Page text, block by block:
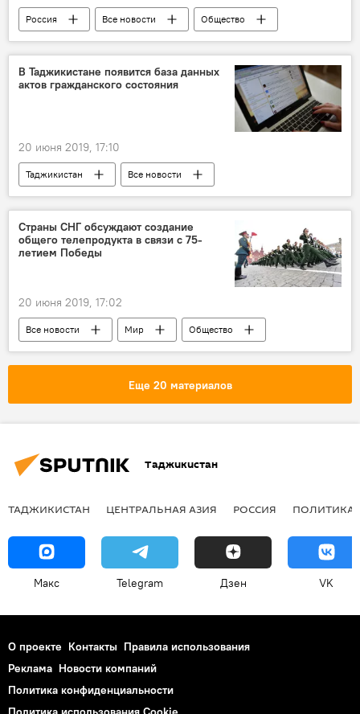
Россия Все новости
Общество
Прямая линия
Владимир Путин
приглашение
В Таджикистане появится база данных
актов гражданского состояния
20 июня 2019, 17:10
Таджикистан Все новости
Страны СНГ обсуждают создание
общего телепродукта в связи с 75-
летием Победы
20 июня 2019, 17:02
Все новости Мир
Общество
СНГ
Еще 20 материалов
Таджикистан
ТАДЖИКИСТАН ЦЕНТРАЛЬНАЯ АЗИЯ РОССИЯ ПОЛИТИКА
Макс Telegram Дзен VK
О проекте Контакты Правила использования
Реклама Новости компаний
Политика конфиденциальности